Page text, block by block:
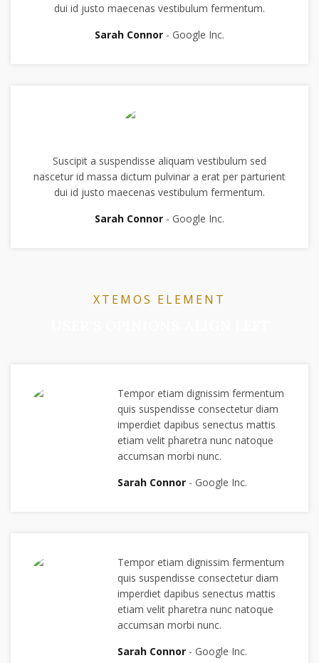
dui id justo maecenas vestibulum fermentum.
Sarah Connor
Google Inc.
Suscipit a suspendisse aliquam vestibulum sed
nascetur id massa dictum pulvinar a erat per parturient
dui id justo maecenas vestibulum fermentum.
Sarah Connor
Google Inc.
XTEMOS ELEMENT
Tempor etiam dignissim fermentum
quis suspendisse consectetur diam
imperdiet dapibus senectus mattis
etiam velit pharetra nunc natoque
accumsan morbi nunc.
Sarah Connor
Google Inc.
Tempor etiam dignissim fermentum
quis suspendisse consectetur diam
imperdiet dapibus senectus mattis
etiam velit pharetra nunc natoque
accumsan morbi nunc.
Sarah Connor
Google Inc.